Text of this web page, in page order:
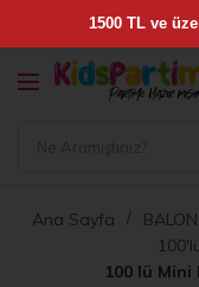
Ana Sayfa
100 lü Mini